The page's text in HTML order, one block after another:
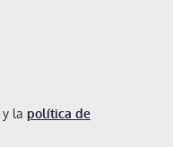
y la política de